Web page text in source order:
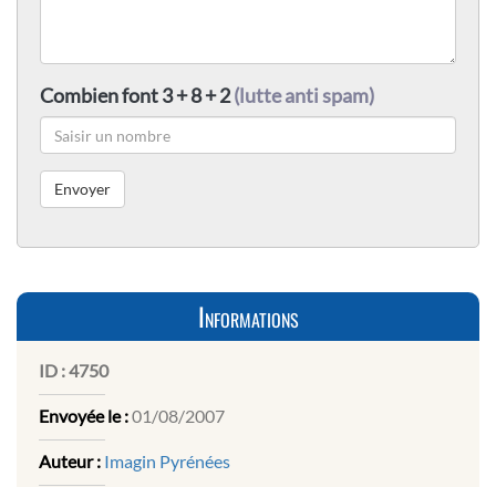
Combien font 3 + 8 + 2(lutte anti spam)
Informations
ID :4750
Envoyée le :01/08/2007
Auteur : Imagin Pyrénées